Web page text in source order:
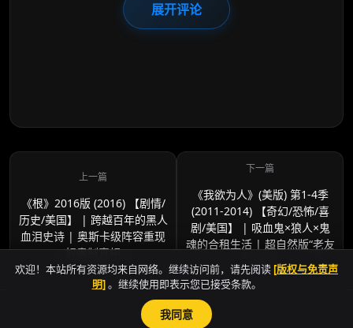
展开评论
《根》2016版 (2016) 【剧情/
历史/美国】 | 跨越百年的黑人
血泪史诗 | 奥斯卡级阵容重现
奴隶制真相
《我欲为人》(美版) 第1-4季
(2011-2014) 【奇幻/恐怖/喜
剧/美国】 | 吸血鬼×狼人×鬼
魂的合租生活 | 超自然版“老友
记”
sitemap
欢迎！本站所有资源均来自网络。继续访问前，请先阅读 [版权与免责声
明]。继续使用即表示您已接受条款。
我同意